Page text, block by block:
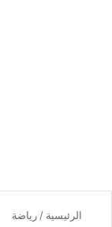
الرئيسية / رياضة